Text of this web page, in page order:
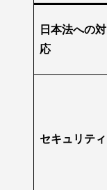
日本法への対
応
セキュリティ